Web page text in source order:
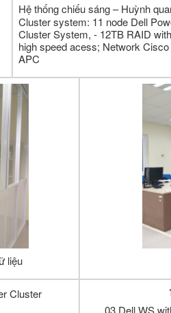
Hệ thống chiếu sáng – Huỳnh
Cluster system: 11 node Dell
Cluster System, - 12TB RAID
high speed acess; Network
APC
liệu
Cluster
03 Dell WS